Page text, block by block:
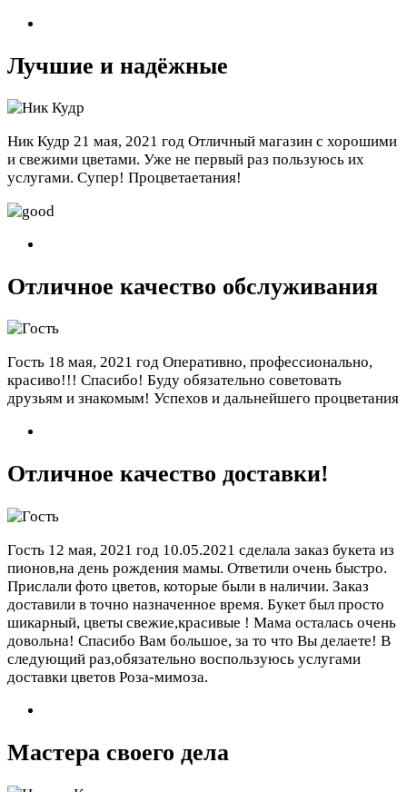
Лучшие и надёжные
Ник Кудр 21 мая, 2021 год Отличный магазин с хорошими
и свежими цветами. Уже не первый раз пользуюсь их
услугами. Супер! Процветаетания!
Отличное качество обслуживания
Гость 18 мая, 2021 год Оперативно, профессионально,
красиво!!! Спасибо! Буду обязательно советовать
друзьям и знакомым! Успехов и дальнейшего процветания
Отличное качество доставки!
Гость 12 мая, 2021 год 10.05.2021 сделала заказ букета из
пионов,на день рождения мамы. Ответили очень быстро.
Прислали фото цветов, которые были в наличии. Заказ
доставили в точно назначенное время. Букет был просто
шикарный, цветы свежие,красивые ! Мама осталась очень
довольна! Спасибо Вам большое, за то что Вы делаете! В
следующий раз,обязательно воспользуюсь услугами
доставки цветов Роза-мимоза.
Мастера своего дела